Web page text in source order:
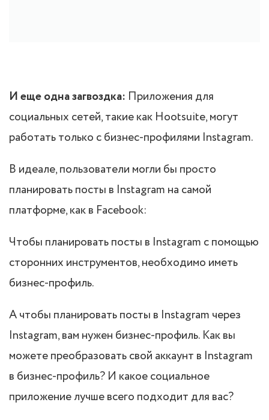
И еще одна загвоздка: Приложения для
социальных сетей, такие как Hootsuite, могут
работать только с бизнес-профилями Instagram.
В идеале, пользователи могли бы просто
планировать посты в Instagram на самой
платформе, как в Facebook:
Чтобы планировать посты в Instagram с помощью
сторонних инструментов, необходимо иметь
бизнес-профиль.
А чтобы планировать посты в Instagram через
Instagram, вам нужен бизнес-профиль. Как вы
можете преобразовать свой аккаунт в Instagram
в бизнес-профиль? И какое социальное
приложение лучше всего подходит для вас?